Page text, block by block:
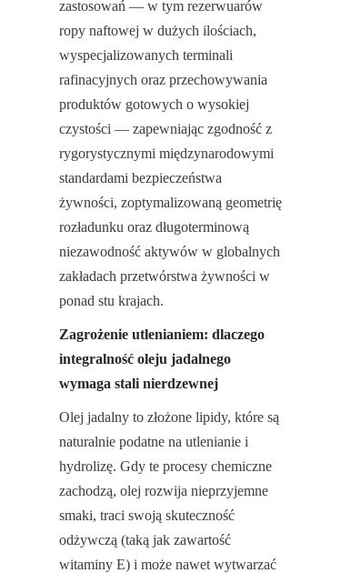
zastosowań — w tym rezerwuarów
ropy naftowej w dużych ilościach,
wyspecjalizowanych terminali
rafinacyjnych oraz przechowywania
produktów gotowych o wysokiej
czystości — zapewniając zgodność z
rygorystycznymi międzynarodowymi
standardami bezpieczeństwa
żywności, zoptymalizowaną geometrię
rozładunku oraz długoterminową
niezawodność aktywów w globalnych
zakładach przetwórstwa żywności w
ponad stu krajach.
Zagrożenie utlenianiem: dlaczego
integralność oleju jadalnego
wymaga stali nierdzewnej
Olej jadalny to złożone lipidy, które są
naturalnie podatne na utlenianie i
hydrolizę. Gdy te procesy chemiczne
zachodzą, olej rozwija nieprzyjemne
smaki, traci swoją skuteczność
odżywczą (taką jak zawartość
witaminy E) i może nawet wytwarzać